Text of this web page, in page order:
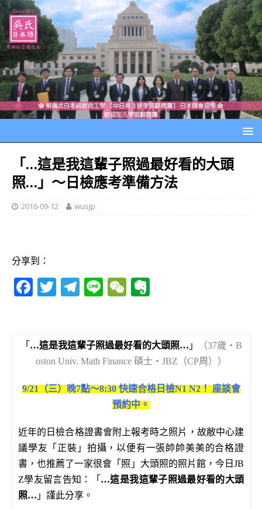
「…這是我這輩子照過最好看的大頭
照…」～日檢應考準備方法
2016-09-12 wusjp
分享到：
F
e
b
o
o
T
te
r
T
g
ra
m
Li W
h
at
r
n
o
te
「 …這是我這輩子照過最好看的大頭照… 」
（37歲‧B
oston Univ. Math Finance 碩士‧JBZ（CP周））
9/21（三）晚7點～8:30 快速合格日檢N1 N2！ 座談會
預約中。
近年的日檢合格證書會附上報考時之照片，故敝中心建
議學友「正裝」拍攝，以便有一張帥帥美美的合格證
書，也推薦了一家很會「照」大頭照的照片館，今日JB
Z學友留言告知：「 …這是我這輩子照過最好看的大頭
照… 」謹此分享。